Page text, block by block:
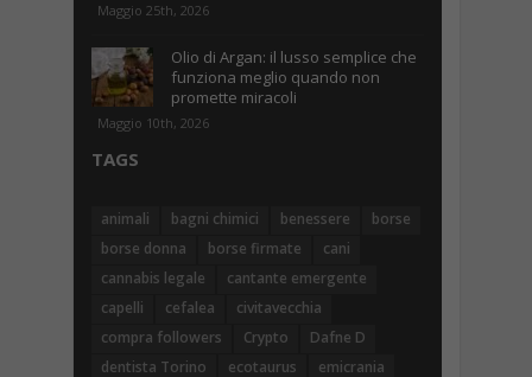
Maggio 25th, 2026
Olio di Argan: il lusso semplice che
funziona meglio quando non
promette miracoli
Maggio 10th, 2026
TAGS
animali bagni chimici benessere
borse
borse donna
borse firmate
cani
cannabis legale
cantante emergente
capelli
cefalea
civitavecchia
compra followers
Crypto
Dafne D
dentista Torino
ecotaurus
emicrania